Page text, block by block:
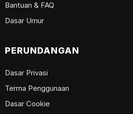
Bantuan & FAQ
Dasar Umur
PERUNDANGAN
Dasar Privasi
Terma Penggunaan
Dasar Cookie